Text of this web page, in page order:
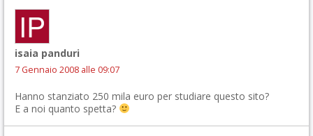
isaia panduri
7 Gennaio 2008 alle 09:07
Hanno stanziato 250 mila euro per studiare questo sito?
E a noi quanto spetta?